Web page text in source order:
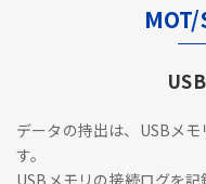
データの持出は、USBメ
す。